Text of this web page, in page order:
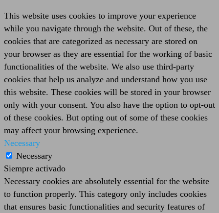
This website uses cookies to improve your experience
while you navigate through the website. Out of these, the
cookies that are categorized as necessary are stored on
your browser as they are essential for the working of basic
functionalities of the website. We also use third-party
cookies that help us analyze and understand how you use
this website. These cookies will be stored in your browser
only with your consent. You also have the option to opt-out
of these cookies. But opting out of some of these cookies
may affect your browsing experience.
Necessary
Necessary
Siempre activado
Necessary cookies are absolutely essential for the website
to function properly. This category only includes cookies
that ensures basic functionalities and security features of